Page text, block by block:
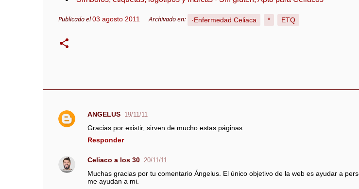
Publicado el03 agosto 2011 Archivado en: ·Enfermedad Celiaca * ETQ
C
n
ANGELUS 19/11/11
Gracias por existir, sirven de mucho estas páginas
Responder
Celiaco a los 30 20/11/11
Muchas gracias por tu comentario Ángelus. El único objetivo de la web es ayudar a
me ayudan a mi.